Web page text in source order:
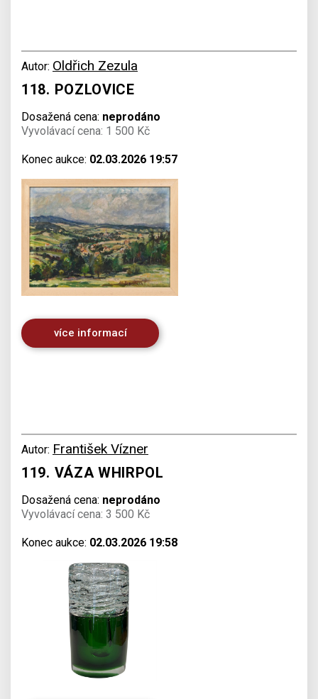
Autor: Oldřich Zezula
118. POZLOVICE
Dosažená cena: neprodáno
Vyvolávací cena: 1 500 Kč
Konec aukce: 02.03.2026 19:57
více informací
Autor: František Vízner
119. VÁZA WHIRPOL
Dosažená cena: neprodáno
Vyvolávací cena: 3 500 Kč
Konec aukce: 02.03.2026 19:58